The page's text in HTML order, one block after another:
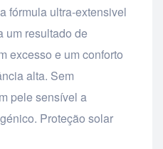
fórmula ultra-extensivel
um resultado de
excesso e um conforto
alta. Sem
pele sensível a
Proteção solar